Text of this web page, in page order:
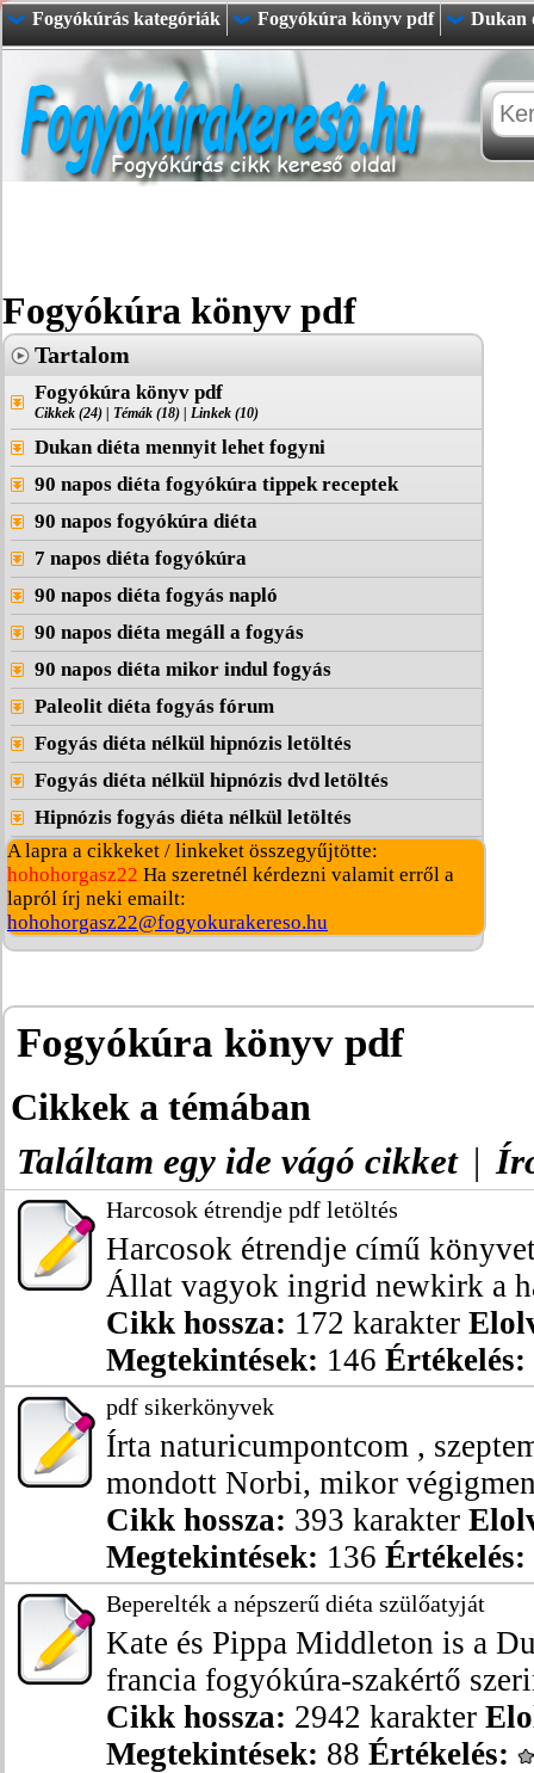
Fogyókúrás kategóriák Fogyókúra könyv pdf Dukan
Fogyókúra könyv pdf
Tartalom
Fogyókúra könyv pdf
Cikkek (24) Témák (18) Linkek (10)
Dukan diéta mennyit lehet fogyni
90 napos diéta fogyókúra tippek receptek
90 napos fogyókúra diéta
7 napos diéta fogyókúra
90 napos diéta fogyás napló
90 napos diéta megáll a fogyás
90 napos diéta mikor indul fogyás
Paleolit diéta fogyás fórum
Fogyás diéta nélkül hipnózis letöltés
Fogyás diéta nélkül hipnózis dvd letöltés
Hipnózis fogyás diéta nélkül letöltés
A lapra a cikkeket / linkeket összegyűjtötte:
hohohorgasz22 Ha szeretnél kérdezni valamit erről a
lapról írj neki emailt:
hohohorgasz22@fogyokurakereso.hu
Fogyókúra könyv pdf
Cikkek a témában
Találtam egy ide vágó cikket
Harcosok étrendje pdf letöltés
Harcosok étrendje című
Állat vagyok ingrid newkirk a
Cikk hossza: 172 karakter
Megtekintések: 146 Értékelés:
pdf sikerkönyvek
Írta naturicumpontcom ,
mondott Norbi, mikor
Cikk hossza: 393 karakter
Megtekintések: 136 Értékelés:
Beperelték a népszerű diéta szülőatyját
Kate és Pippa Middleton is a
francia fogyókúra-szakértő
Cikk hossza: 2942 karakter
Megtekintések: 88 Értékelés: